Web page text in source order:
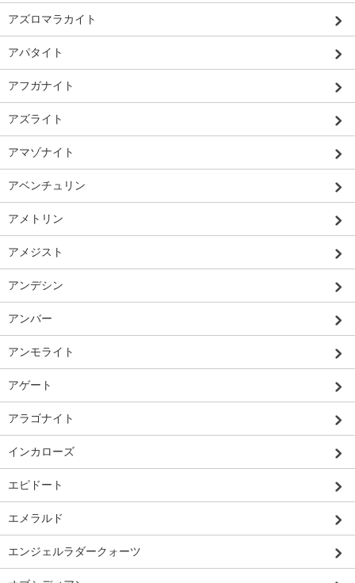
アズロマラカイト
アパタイト
アフガナイト
アズライト
アマゾナイト
アベンチュリン
アメトリン
アメジスト
アンデシン
アンバー
アンモライト
アゲート
アラゴナイト
インカローズ
エピドート
エメラルド
エンジェルラダークォーツ